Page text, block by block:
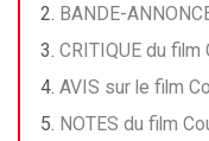
BANDE-
CRITIQUE du
AVIS sur le film
NOTES du film